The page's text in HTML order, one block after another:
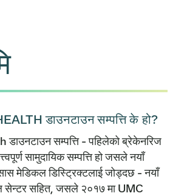
डाउनटाउन सम्पत्ति के हो?
सम्पत्ति - पहिलेको ब्रेकेनरिज
सामुदायिक सम्पत्ति हो जसले नयाँ
मेडिकल डिस्ट्रिक्टलाई जोड्दछ - नयाँ
सहित, जसले २०१७ मा UMC